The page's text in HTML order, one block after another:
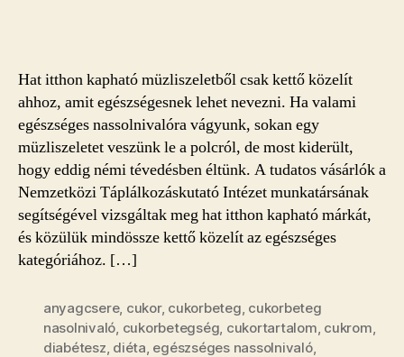
Hat itthon kapható müzliszeletből csak kettő közelít
ahhoz, amit egészségesnek lehet nevezni. Ha valami
egészséges nassolnivalóra vágyunk, sokan egy
müzliszeletet veszünk le a polcról, de most kiderült,
hogy eddig némi tévedésben éltünk. A tudatos vásárlók a
Nemzetközi Táplálkozáskutató Intézet munkatársának
segítségével vizsgáltak meg hat itthon kapható márkát,
és közülük mindössze kettő közelít az egészséges
kategóriához. […]
anyagcsere, cukor, cukorbeteg cukorbeteg
nasolnivaló cukorbetegség cukortartalom cukrom
diabétesz diéta egészséges nassolnivaló,